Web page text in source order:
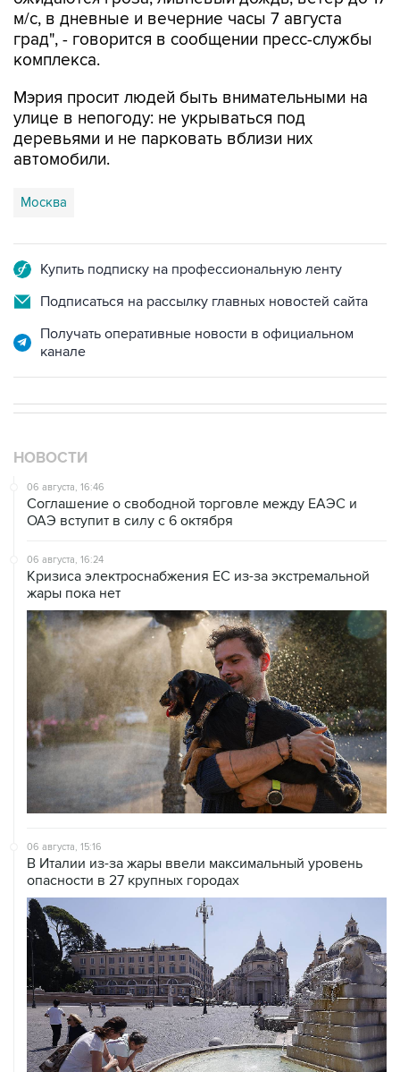
м/с, в дневные и вечерние часы 7 августа
град", - говорится в сообщении пресс-службы
комплекса.
Мэрия просит людей быть внимательными на
улице в непогоду: не укрываться под
деревьями и не парковать вблизи них
автомобили.
Москва
Купить подписку на профессиональную ленту
Подписаться на рассылку главных новостей сайта
Получать оперативные новости в официальном
канале
НОВОСТИ
06 августа, 16:46
Соглашение о свободной торговле между ЕАЭС и
ОАЭ вступит в силу с 6 октября
06 августа, 16:24
Кризиса электроснабжения ЕС из-за экстремальной
жары пока нет
06 августа, 15:16
В Италии из-за жары ввели максимальный уровень
опасности в 27 крупных городах